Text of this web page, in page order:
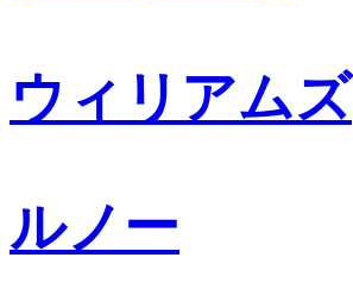
ウィリアムズ
ルノー